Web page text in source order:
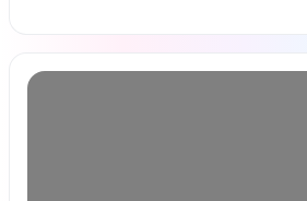
Per saperne di più